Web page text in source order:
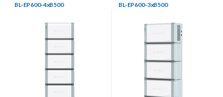
BL-EP600-4xB500 BL-EP600-3xB500